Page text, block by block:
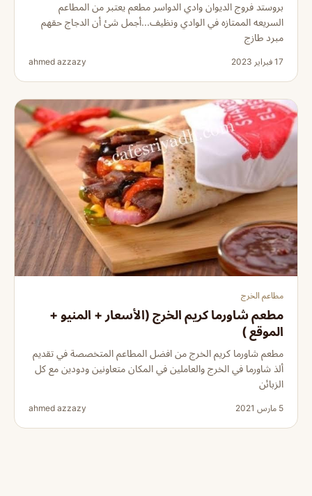
بروستد فروج الديوان وادي الدواسر مطعم يعتبر من المطاعم
السريعه الممتازه في الوادي ونظيف...أجمل شئ أن الدجاج حقهم
مبرد طازج
17 فبراير 2023 ahmed azzazy
مطاعم الخرج
مطعم شاورما كريم الخرج (الأسعار + المنيو +
الموقع )
مطعم شاورما كريم الخرج من افضل المطاعم المتخصصة في تقديم
ألذ شاورما في الخرج والعاملين في المكان متعاونين ودودين مع كل
الزبائن
5 مارس 2021 ahmed azzazy